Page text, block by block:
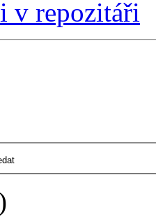
v repozitáři